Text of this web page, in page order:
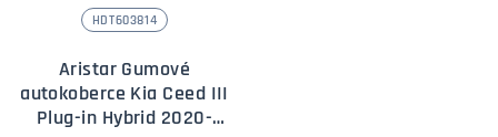
HDT603814
Aristar Gumové
autokoberce Kia Ceed III
Plug-in Hybrid 2020-